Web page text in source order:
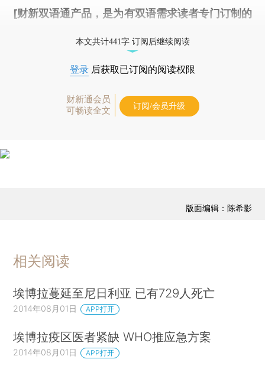
[财新双语通产品，是为有双语需求读者专门订制的
本文共计441字 订阅后继续阅读
登录 后获取已订阅的阅读权限
财新通会员
可畅读全文
订阅/会员升级
版面编辑：陈希影
相关阅读
埃博拉蔓延至尼日利亚 已有729人死亡
2014年08月01日 APP打开
埃博拉疫区医者紧缺 WHO推应急方案
2014年08月01日 APP打开